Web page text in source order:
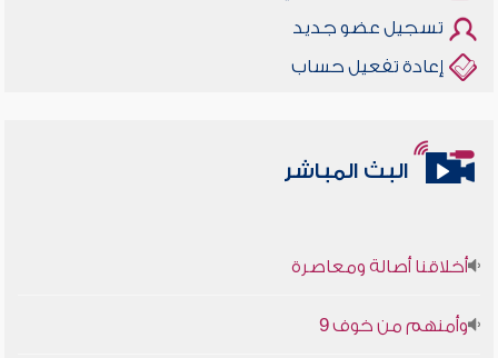
تسجيل عضو جديد
إعادة تفعيل حساب
البث المباشر
أخلاقنا أصالة ومعاصرة
وأمنهم من خوف 9